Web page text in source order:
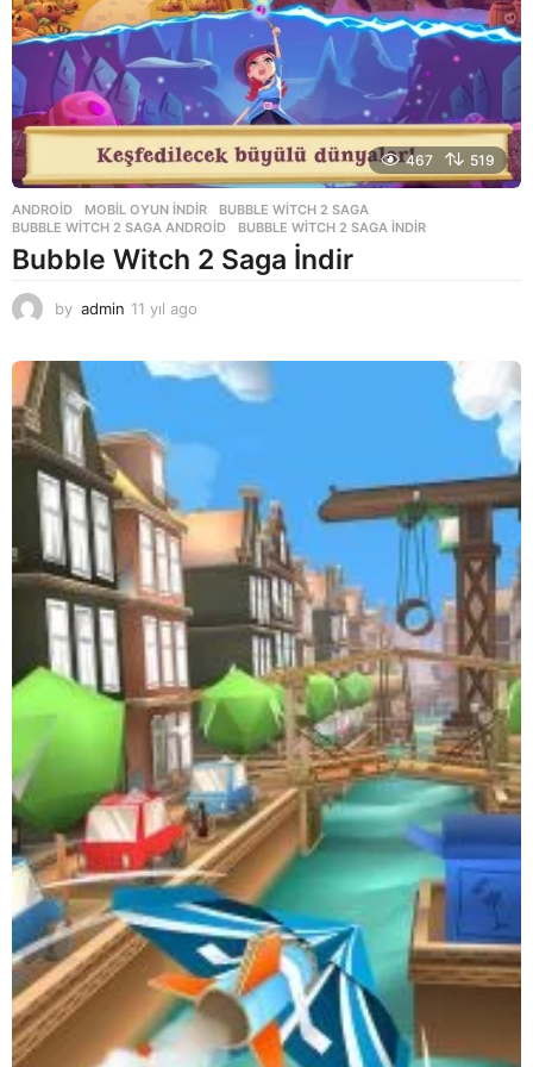
467 519
ANDROID ,MOBIL OYUN INDIR BUBBLE WITCH 2 SAGA
BUBBLE WITCH 2 SAGA ANDROID
,BUBBLE WITCH 2 SAGA INDIR
Bubble Witch 2 Saga İndir
by admin 11 yıl ago
ı
g